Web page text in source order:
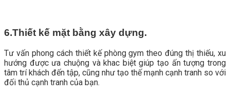
6.Thiết kế mặt bằng xây dựng.
Tư vấn phong cách thiết kế phòng gym theo đúng thị thiếu, xu
hướng được ưa chuộng và khac biệt giúp tạo ấn tượng trong
tâm trí khách đến tập, cũng như tạo thế mạnh cạnh tranh so với
đối thủ cạnh tranh của bạn.